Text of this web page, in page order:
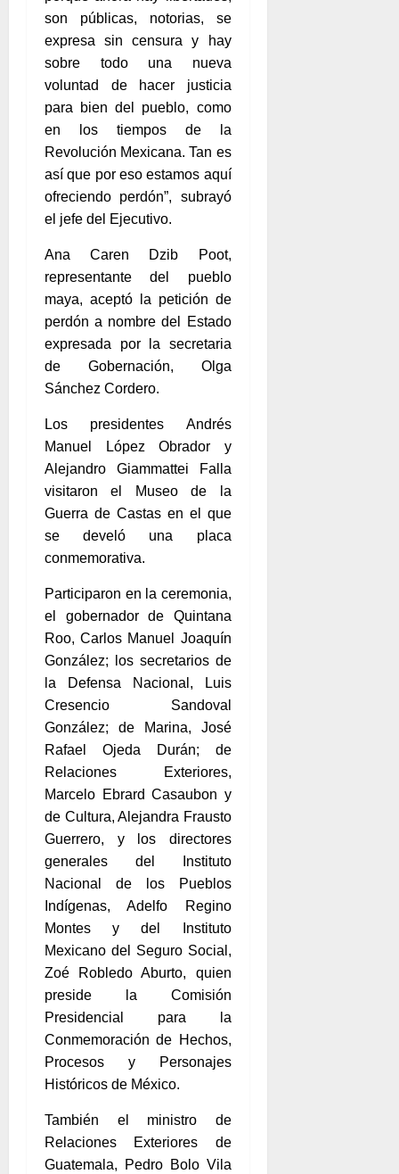
son públicas, notorias, se
expresa sin censura y hay
sobre todo una nueva
voluntad de hacer justicia
para bien del pueblo, como
en los tiempos de la
Revolución Mexicana. Tan es
así que por eso estamos aquí
ofreciendo perdón”, subrayó
el jefe del Ejecutivo.
Ana Caren Dzib Poot,
representante del pueblo
maya, aceptó la petición de
perdón a nombre del Estado
expresada por la secretaria
de Gobernación, Olga
Sánchez Cordero.
Los presidentes Andrés
Manuel López Obrador y
Alejandro Giammattei Falla
visitaron el Museo de la
Guerra de Castas en el que
se develó una placa
conmemorativa.
Participaron en la ceremonia,
el gobernador de Quintana
Roo, Carlos Manuel Joaquín
González; los secretarios de
la Defensa Nacional, Luis
Cresencio Sandoval
González; de Marina, José
Rafael Ojeda Durán; de
Relaciones Exteriores,
Marcelo Ebrard Casaubon y
de Cultura, Alejandra Frausto
Guerrero, y los directores
generales del Instituto
Nacional de los Pueblos
Indígenas, Adelfo Regino
Montes y del Instituto
Mexicano del Seguro Social,
Zoé Robledo Aburto, quien
preside la Comisión
Presidencial para la
Conmemoración de Hechos,
Procesos y Personajes
Históricos de México.
También el ministro de
Relaciones Exteriores de
Guatemala, Pedro Bolo Vila